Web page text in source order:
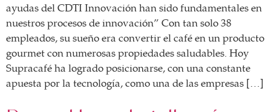
ayudas del CDTI Innovación han sido fundamentales en
nuestros procesos de innovación” Con tan solo 38
empleados, su sueño era convertir el café en un producto
gourmet con numerosas propiedades saludables. Hoy
Supracafé ha logrado posicionarse, con una constante
apuesta por la tecnología, como una de las empresas […]